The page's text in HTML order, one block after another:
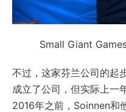
Small Giant
不过，这家芬兰公司的起
成立了公司，但实际上一
2016年之前，Soinnen和